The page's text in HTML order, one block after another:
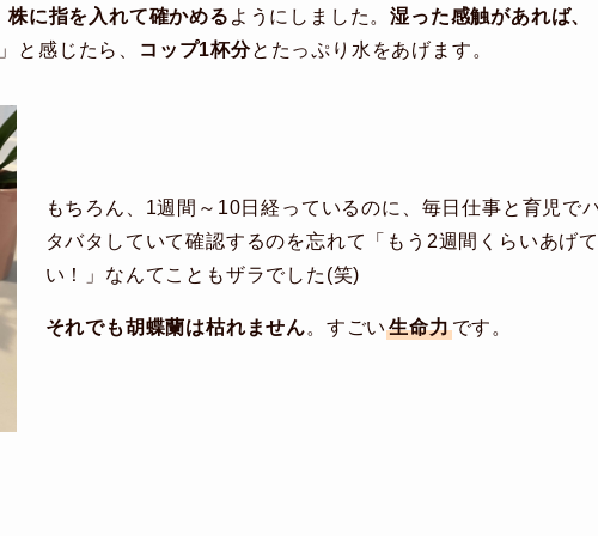
株に指を入れて確かめる ようにしました。湿った感触があれば、
」と感じたら、 コップ1杯分とたっぷり水をあげます。
もちろん、1週間～10日経っているのに、毎日仕事と育児で
タバタしていて確認するのを忘れて「もう2週間くらいあげ
い！」なんてこともザラでした(笑)
それでも胡蝶蘭は枯れません。すごい生命力です。